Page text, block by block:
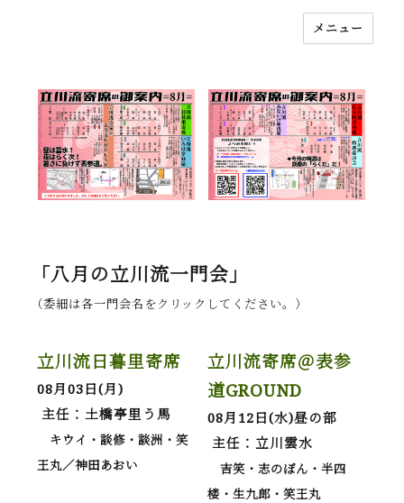
メニュー
「八月の立川流一門会」
（委細は各一門会名をクリックしてください。）
立川流日暮里寄席
08月03日(月)
主任：土橋亭里う馬
キウイ・談修・談洲・笑
王丸／神田あおい
立川流寄席＠表参
道GROUND
08月12日(水)昼の部
主任：立川雲水
吉笑・志のぽん・半四
楼・生九郎・笑王丸